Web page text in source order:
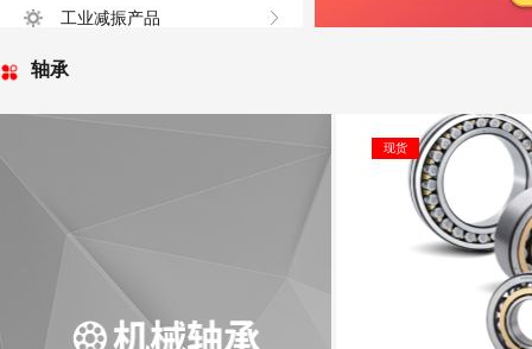
工业减振产品
轴承
现货